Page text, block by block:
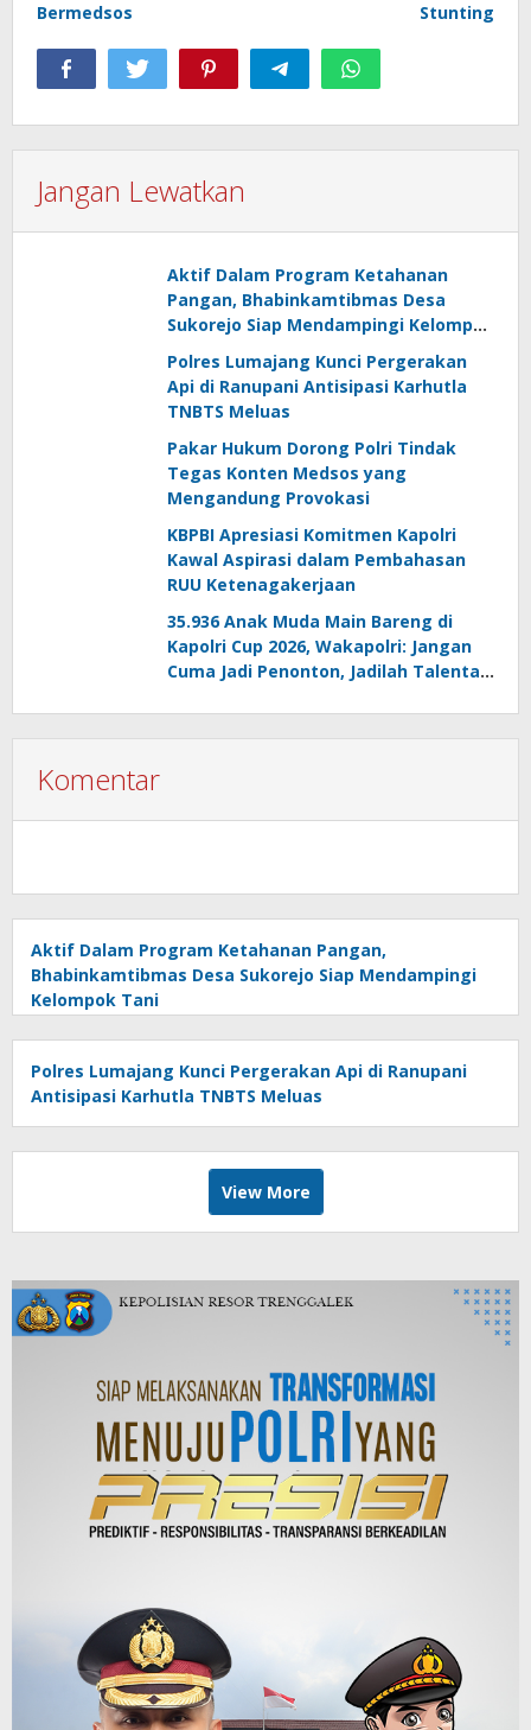
Bermedsos
Stunting
Jangan Lewatkan
Aktif Dalam Program Ketahanan
Pangan, Bhabinkamtibmas Desa
Sukorejo Siap Mendampingi Kelompok
Tani
Polres Lumajang Kunci Pergerakan
Api di Ranupani Antisipasi Karhutla
TNBTS Meluas
Pakar Hukum Dorong Polri Tindak
Tegas Konten Medsos yang
Mengandung Provokasi
KBPBI Apresiasi Komitmen Kapolri
Kawal Aspirasi dalam Pembahasan
RUU Ketenagakerjaan
35.936 Anak Muda Main Bareng di
Kapolri Cup 2026, Wakapolri: Jangan
Cuma Jadi Penonton, Jadilah Talenta
Komentar
Aktif Dalam Program Ketahanan Pangan,
Bhabinkamtibmas Desa Sukorejo Siap Mendampingi
Kelompok Tani
Polres Lumajang Kunci Pergerakan Api di Ranupani
Antisipasi Karhutla TNBTS Meluas
View More